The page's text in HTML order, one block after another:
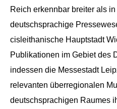
Reich erkennbar breiter als
deutschsprachige
cisleithanische Hauptstadt
Publikationen im Gebiet des
indessen die Messestadt
relevanten überregionalen
deutschsprachigen Raumes